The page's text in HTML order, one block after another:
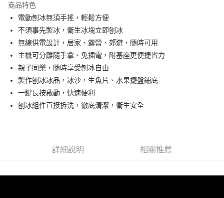
悠遊付
Google Pay
全盈+PAY
ATM付款
運送方式
商品特色
電動刨冰無須手搖，輕鬆方便
不須事先製冰，衛生冰塊立即刨冰
無線供電設計，居家、露營、郊遊，隨時可用
主機可分離隨手拿、免插電，附基座更便捷省力
親子同樂，隨時享受刨冰自由
製作刨冰冰品，冰沙，生魚片、水果擺盤鋪底
一鍵長按啟動，快速便利
刨冰組件直接拆洗，徹底清潔，衛生安全
詳細說明 相關推薦